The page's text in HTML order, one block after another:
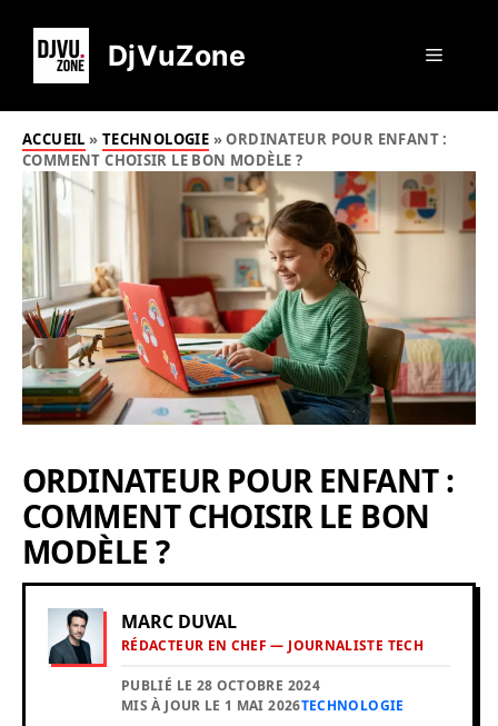
contenu
DjVuZone Menu
ACCUEIL » TECHNOLOGIE »ORDINATEUR POUR ENFANT :
COMMENT CHOISIR LE BON MODÈLE ?
ORDINATEUR POUR ENFANT :
COMMENT CHOISIR LE BON
MODÈLE ?
MARC DUVAL
RÉDACTEUR EN CHEF — JOURNALISTE TECH
PUBLIÉ LE 28 OCTOBRE 2024
MIS À JOUR LE 1 MAI 2026TECHNOLOGIE